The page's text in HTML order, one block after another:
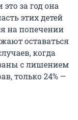
за год она
этих детей
на попечении
оставаться
когда
с лишением
только 24% —